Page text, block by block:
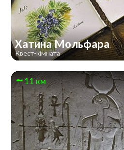
Хатина Мольфара
Квест-кімната
11 км